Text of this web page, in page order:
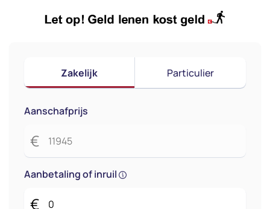
Zakelijk Particulier
Aanschafprijs
€
Aanbetaling of inruil
€